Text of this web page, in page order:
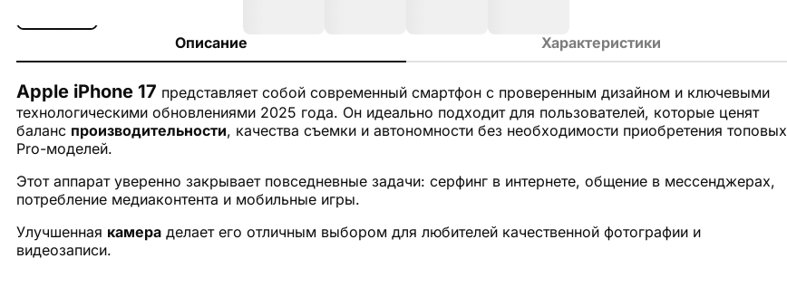
Описание Характеристики
Apple iPhone 17 представляет собой современный смартфон с проверенным дизайном и ключевыми
технологическими обновлениями 2025 года. Он идеально подходит для пользователей, которые ценят
баланс производительности, качества съемки и автономности без необходимости приобретения топовых
Pro-моделей.
Этот аппарат уверенно закрывает повседневные задачи: серфинг в интернете, общение в мессенджерах,
потребление медиаконтента и мобильные игры.
Улучшенная камера делает его отличным выбором для любителей качественной фотографии и
видеозаписи.